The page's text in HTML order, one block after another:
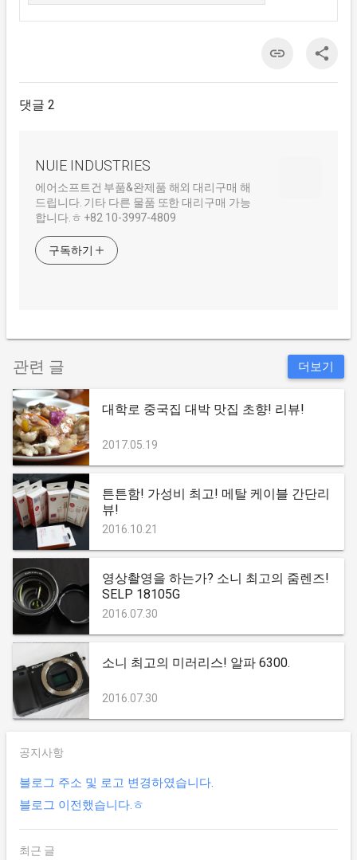
댓글 2
NUIE INDUSTRIES
에어소프트건 부품&완제품 해외 대리구매 해
드립니다. 기타 다른 물품 또한 대리구매 가능
합니다.ㅎ +82 10-3997-4809
구독하기
관련 글 더보기
대학로 중국집 대박 맛집 초향! 리뷰!
2017.05.19
튼튼함! 가성비 최고! 메탈 케이블 간단리
뷰!
2016.10.21
영상촬영을 하는가? 소니 최고의 줌렌즈!
SELP 18105G
2016.07.30
소니 최고의 미러리스! 알파 6300.
2016.07.30
공지사항
블로그 주소 및 로고 변경하였습니다.
블로그 이전했습니다.ㅎ
최근 글